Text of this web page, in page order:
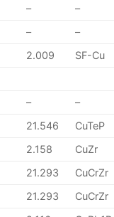
–
–
–
–
2.009 SF-Cu
–
–
21.546
CuTeP
2.158
CuZr
21.293
CuCrZr
21.293
CuCrZr